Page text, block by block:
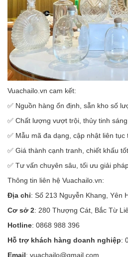
Vuachailo.vn cam kết:
✅ Nguồn hàng ổn định, sẵn kho số
✅ Chất lượng vượt trội, thủy tinh
✅ Mẫu mã đa dạng, cập nhật liên tục
✅ Giá thành cạnh tranh, chiết khấu
✅ Tư vấn chuyên sâu, tối ưu giải
Thông tin liên hệ Vuachailo.vn:
Địa chỉ: Số 213 Nguyễn Khang, Yên
Cơ sở 2: 280 Thượng Cát, Bắc Từ
Hotline: 0868 988 396
Hỗ trợ khách hàng doanh nghiệp:
Email: vuachailo@gmail.com